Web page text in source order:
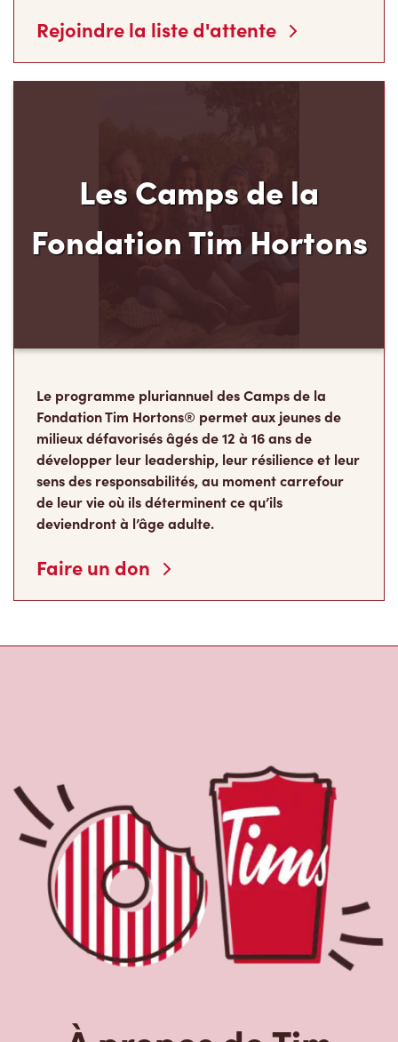
Rejoindre la liste d'attente
Les Camps de la
Fondation Tim Hortons
Le programme pluriannuel des Camps de la
Fondation Tim Hortons® permet aux jeunes de
milieux défavorisés âgés de 12 à 16 ans de
développer leur leadership, leur résilience et leur
sens des responsabilités, au moment carrefour
de leur vie où ils déterminent ce qu’ils
deviendront à l’âge adulte.
Faire un don